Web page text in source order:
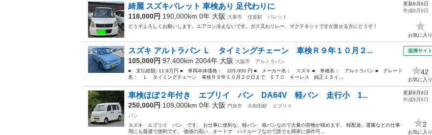
綺麗 スズキパレット 車検あり 足代わりに
118,000円 190,000km 0年 大阪 大東市 住道駅
パレット
どうぞよろしくお願いします。エアコン冷えないです。ガス又わリレー、マクテネットですが直せる方にどうぞ！
更新8月6日
作成8月6日
お気に入り
スズキ アルトラパン Ｌ タイミングチェーン 車検Ｒ９年１０月２...
105,000円 97,400km 2004年 大阪 大阪市
アルトラパン
■ 支払総額: 11.9万円 ■ 車両本体価格： 105,000 円 ■ メーカー名： スズキ ■ 車種名： アルトラパン ■ グレード
名： Ｌ タイミングチェーン 車検Ｒ９年１０月２０日まで ＥＴＣ キーレス 純正１３イ...
提携サイト
42
お気に入り
車検ほぼ２年付き エブリイ バン DA64V 軽バン 走行小 1...
250,000円 109,000km 0年 大阪 門真市 大和田駅
エブリイ
バン
スズキ エブリイ バン です。 お仕事に便利な、軽バン 箱バンなので大量の荷物が積めます。 軽配達、運搬などの仕事
用にも最適で便利です。 価値の高い、オートマ ハイルーフなので誰でも簡単に操作可...
更新8月6日
作成8月6日
2
お気に入り